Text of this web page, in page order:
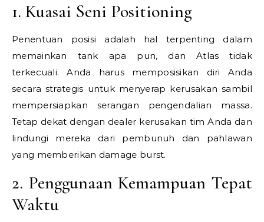
1. Kuasai Seni Positioning
Penentuan posisi adalah hal terpenting dalam
memainkan tank apa pun, dan Atlas tidak
terkecuali. Anda harus memposisikan diri Anda
secara strategis untuk menyerap kerusakan sambil
mempersiapkan serangan pengendalian massa.
Tetap dekat dengan dealer kerusakan tim Anda dan
lindungi mereka dari pembunuh dan pahlawan
yang memberikan damage burst.
2. Penggunaan Kemampuan Tepat
Waktu